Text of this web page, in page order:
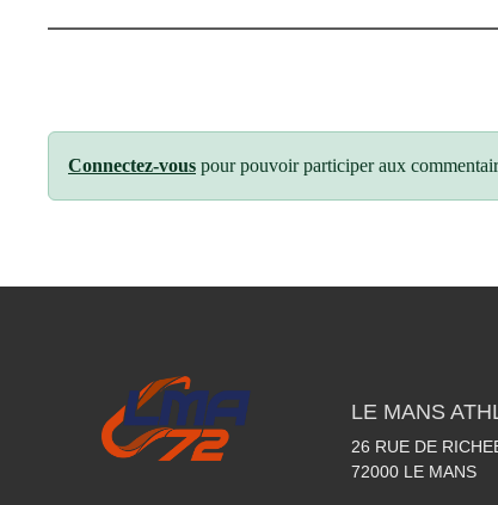
Connectez-vous pour pouvoir participer aux
LE MANS
26 RUE DE
72000 LE MANS